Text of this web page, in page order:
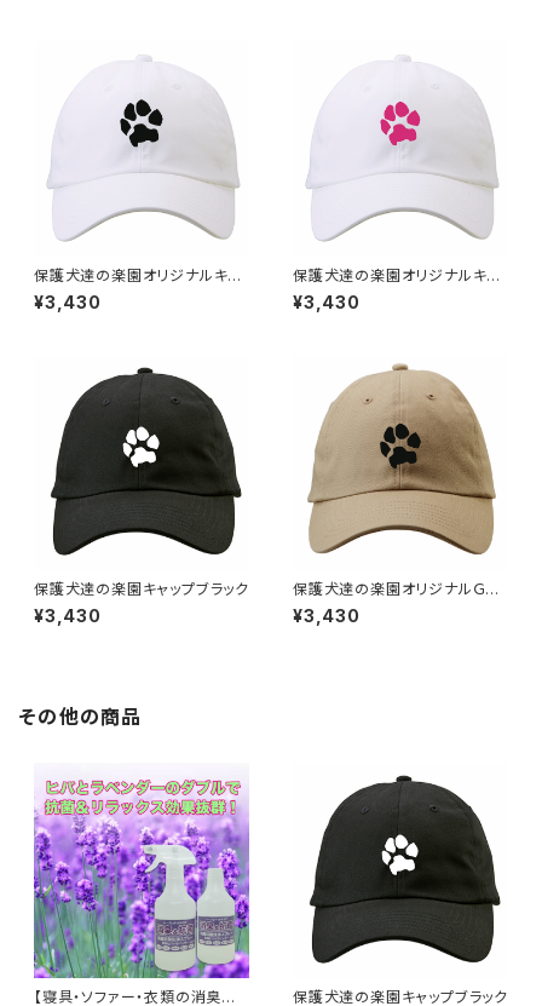
保護犬達の楽園オリジナルキャ
ップホワイト
¥3,430
保護犬達の楽園オリジナルキャ
ップホワイトＰＩＮＫロゴ
¥3,430
保護犬達の楽園キャップブラック
¥3,430
保護犬達の楽園オリジナルＧＯ
ＮＺＯキャップ ベージュ
¥3,430
その他の商品
【寝具・ソファー・衣類の消臭に】 保護犬達の楽園キャップブラック